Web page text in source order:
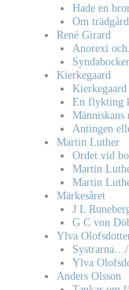
Hade en
Om
René Girard
Anorexi
Kierkegaard
En flykting
Antingen
Martin Luther
Ordet vid
Martin
Martin
Märkesåret
J L
G C von
Ylva
Systrarna…/
Ylva
Anders Olsson